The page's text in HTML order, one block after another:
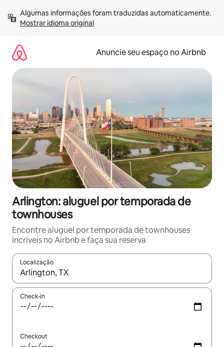
para
Mostrar idioma original
Anuncie seu espaço no Airbnb
Arlington: aluguel por temporada de
townhouses
Encontre aluguel por temporada de townhouses
incríveis no Airbnb e faça sua reserva
Localização
Quando os resultados estiverem disponíveis, explore-os
Check-in
Checkout